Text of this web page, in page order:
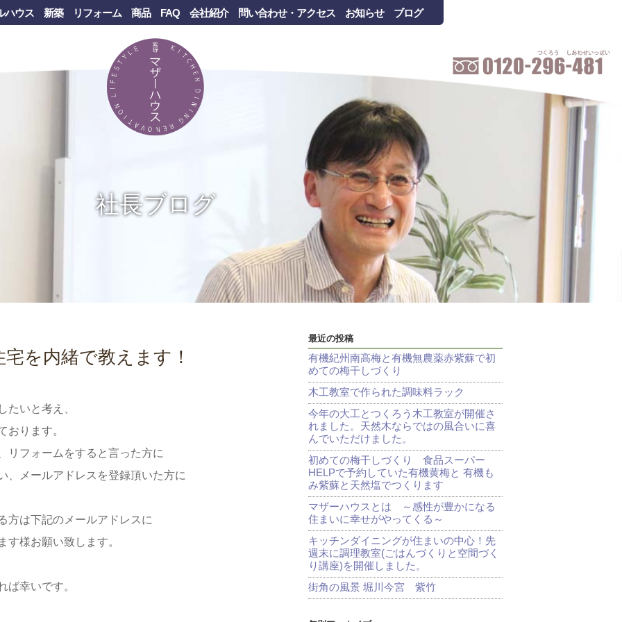
ハウス 新築 リフォーム 商品 FAQ 会社紹介 問い合わせ・アクセス お知らせ ブログ
社長ブログ
を内緒で教えます！
たいと考え、
おります。
リフォームをすると言った方に
、メールアドレスを登録頂いた方に
方は下記のメールアドレスに
す様お願い致します。
ば幸いです。
最近の投稿
有機紀州南高梅と有機無農薬赤紫蘇で初
めての梅干しづくり
木工教室で作られた調味料ラック
今年の大工とつくろう木工教室が開催さ
れました。天然木ならではの風合いに喜
んでいただけました。
初めての梅干しづくり 食品スーパー
HELPで予約していた有機黄梅と 有機も
み紫蘇と天然塩でつくります
マザーハウスとは ～感性が豊かになる
住まいに幸せがやってくる～
キッチンダイニングが住まいの中心！先
週末に調理教室(ごはんづくりと空間づく
り講座)を開催しました。
街角の風景 堀川今宮 紫竹